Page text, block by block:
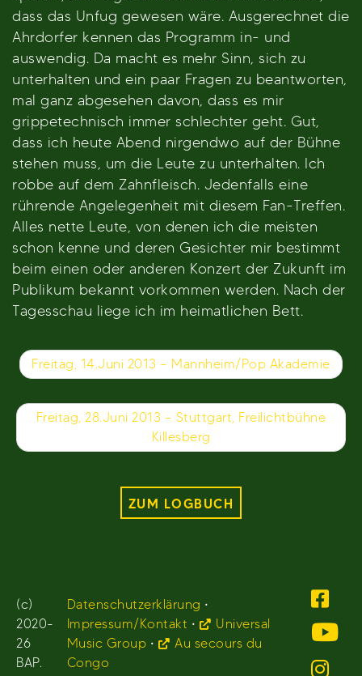
dass das Unfug gewesen wäre. Ausgerechnet die
Ahrdorfer kennen das Programm in- und
auswendig. Da macht es mehr Sinn, sich zu
unterhalten und ein paar Fragen zu beantworten,
mal ganz abgesehen davon, dass es mir
grippetechnisch immer schlechter geht. Gut,
dass ich heute Abend nirgendwo auf der Bühne
stehen muss, um die Leute zu unterhalten. Ich
robbe auf dem Zahnfleisch. Jedenfalls eine
rührende Angelegenheit mit diesem Fan-Treffen.
Alles nette Leute, von denen ich die meisten
schon kenne und deren Gesichter mir bestimmt
beim einen oder anderen Konzert der Zukunft im
Publikum bekannt vorkommen werden. Nach der
Tagesschau liege ich im heimatlichen Bett.
Beitragsnavigation
Freitag, 14.Juni 2013 – Mannheim/Pop Akademie
Freitag, 28.Juni 2013 – Stuttgart, Freilichtbühne
Killesberg
ZUM LOGBUCH
(c)
2020-
26
BAP.
Datenschutzerklärung •
Impressum/Kontakt •
Universal
Music Group •
Au secours du
Congo